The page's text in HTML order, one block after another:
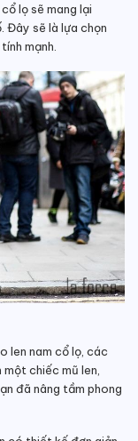
lọ sẽ mang lại
Đây sẽ là lựa chọn
mạnh.
len nam cổ lọ, các
một chiếc mũ len,
đã nâng tầm phong